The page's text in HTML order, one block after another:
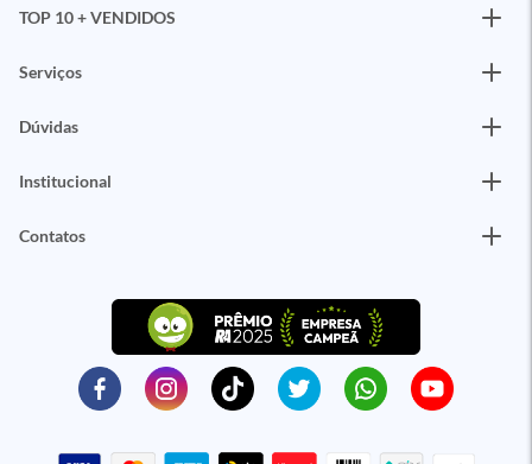
TOP 10 + VENDIDOS
Serviços
Dúvidas
Institucional
Contatos